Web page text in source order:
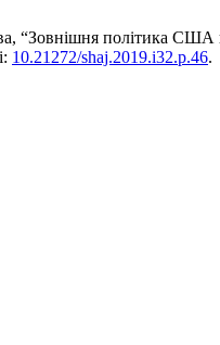
“Зовнішня політика
10.21272/shaj.2019.i32.p.46.